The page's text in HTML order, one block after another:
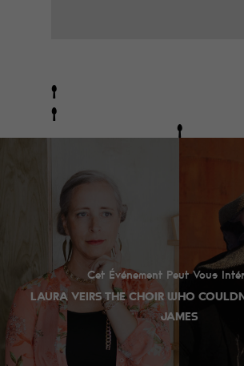
Cet Événement Peut Vous
LAURA VEIRS THE CHOIR WHO
JAMES